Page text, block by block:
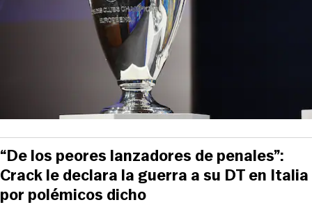
“De los peores lanzadores de penales”:
Crack le declara la guerra a su DT en Italia
por polémicos dicho